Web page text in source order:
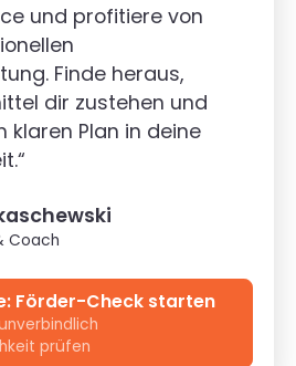
und profitiere von
Finde heraus,
dir zustehen und
Plan in deine
Coach
Förder-Check starten
prüfen